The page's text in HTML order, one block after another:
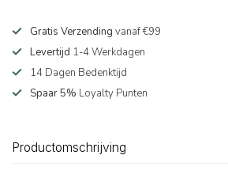
Gratis Verzending vanaf €99
Levertijd 1-4 Werkdagen
14 Dagen Bedenktijd
Spaar 5% Loyalty Punten
Productomschrijving